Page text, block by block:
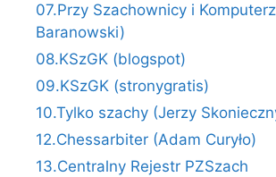
07.Przy Szachownicy i
Baranowski)
08.KSzGK (blogspot)
09.KSzGK (stronygratis)
10.Tylko szachy (Jerzy
12.Chessarbiter (Adam Curyło)
13.Centralny Rejestr PZSzach